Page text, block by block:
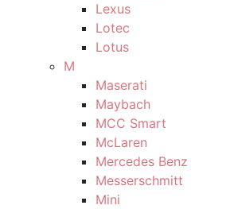
Lexus
Lotec
Lotus
M
Maserati
Maybach
MCC Smart
McLaren
Mercedes Benz
Messerschmitt
Mini